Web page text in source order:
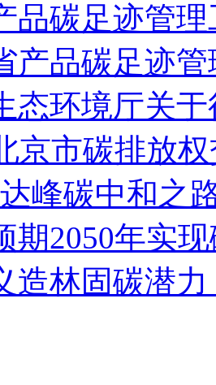
品碳足迹管
产品碳足迹
态环境厅关
京市碳排放
峰碳中和之
期2050年实
造林固碳潜